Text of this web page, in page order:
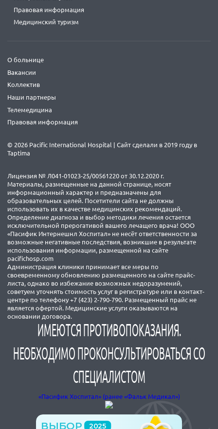
Правовая информация
Медицинский туризм
О больнице
Вакансии
Коллектив
Наши партнеры
Телемедицина
Правовая информация
© 2026 Pacific International Hospital | Сайт сделали в 2019 году в
Taptima
Лицензия № Л041-01023-25/00561220 от 30.12.2020 г.
Материалы, размещенные на данной странице, носят
информационный характер и предназначены для
образовательных целей. Посетители сайта не должны
использовать их в качестве медицинских рекомендаций.
Определение диагноза и выбор методики лечения остается
исключительной прерогативой вашего лечащего врача! ООО
«Пасифик Интернешнл Хоспитал» не несёт ответственности за
возможные негативные последствия, возникшие в результате
использования информации, размещенной на сайте
pacifichosp.com
Администрация клиники принимает все меры по
своевременному обновлению размещенного на сайте прайс-
листа, однако во избежание возможных недоразумений,
советуем уточнять стоимость услуг в регистратуре или в контакт-
центре по телефону +7 (423) 2-790-790. Размещенный прайс не
является офертой. Медицинские услуги оказываются на
основании договора.
ИМЕЮТСЯ ПРОТИВОПОКАЗАНИЯ.
НЕОБХОДИМО ПРОКОНСУЛЬТИРОВАТЬСЯ СО
СПЕЦИАЛИСТОМ
«Пасифик Хоспитал» (ранее «Фальк Медикал»)